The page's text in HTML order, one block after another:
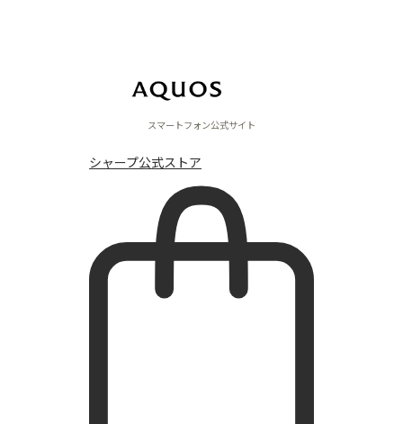
スマートフォン公式サイト
シャープ公式ストア